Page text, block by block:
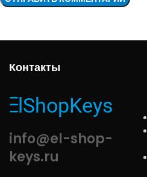
Контакты
info@el-shop-
keys.ru